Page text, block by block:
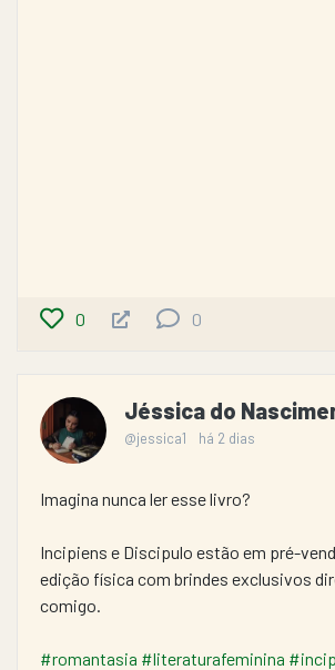
0 0
Jéssica do
@jessica1 há 2 dias
Imagina nunca ler esse livro?
Incipiens e Discipulo estão em pré-
edição física com brindes exclusivos
comigo.
#romantasia #literaturafeminina